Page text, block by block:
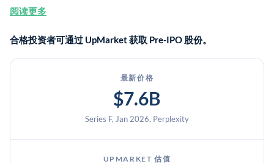
送网络，为医疗保健、零售和其他商业应用场景提供服务。
阅读更多
合格投资者可通过 UpMarket 获取 Pre-IPO 股份。
最新价格
$7.6B
Series F, Jan 2026, Perplexity
UPMARKET 估值